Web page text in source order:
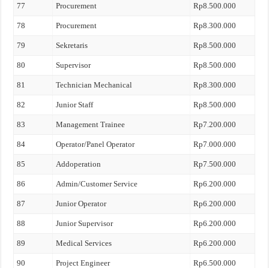
77 Procurement Rp8.500.000
78 Procurement Rp8.300.000
79 Sekretaris Rp8.500.000
80 Supervisor Rp8.500.000
81 Technician Mechanical Rp8.300.000
82 Junior Staff Rp8.500.000
83 Management Trainee Rp7.200.000
84 Operator/Panel Operator Rp7.000.000
85 Addoperation Rp7.500.000
86 Admin/Customer Service Rp6.200.000
87 Junior Operator Rp6.200.000
88 Junior Supervisor Rp6.200.000
89 Medical Services Rp6.200.000
90 Project Engineer Rp6.500.000